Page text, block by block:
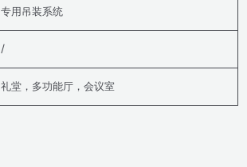
专用吊装系统
/
礼堂，多功能厅，会议室